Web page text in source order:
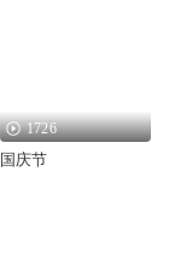
1726
国庆节